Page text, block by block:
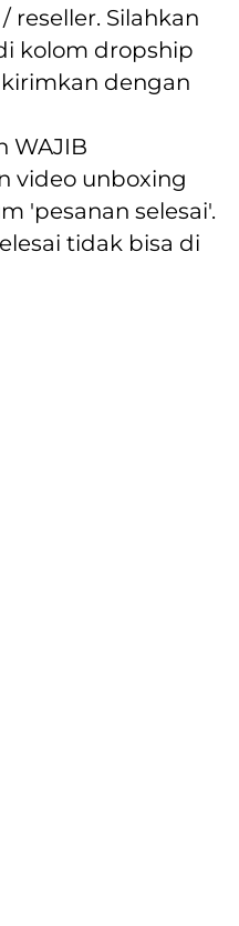
reseller. Silahkan
kolom dropship
dengan
WAJIB
video unboxing
'pesanan selesai'.
tidak bisa di